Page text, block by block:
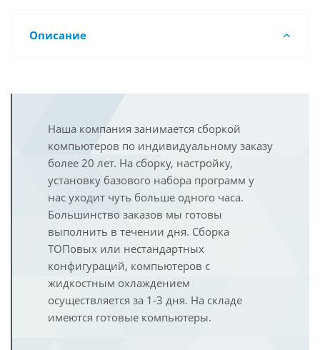
Описание
Наша компания занимается сборкой
компьютеров по индивидуальному заказу
более 20 лет. На сборку, настройку,
установку базового набора программ у
нас уходит чуть больше одного часа.
Большинство заказов мы готовы
выполнить в течении дня. Сборка
ТОПовых или нестандартных
конфигураций, компьютеров с
жидкостным охлаждением
осуществляется за 1-3 дня. На складе
имеются готовые компьютеры.